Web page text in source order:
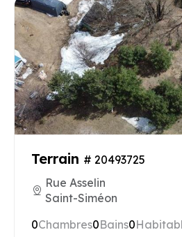
Terrain # 20493725
Rue Asselin
Saint-Siméon
0Chambres0Bains0